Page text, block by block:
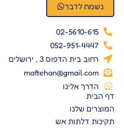
נשמח לדבר
02-5610-615
052-951-4447
רחוב בית הדפוס 3 , ירושלים
maftehan@gmail.com
הדרך אלינו
דף הבית
המוצרים שלנו
תקינות דלתות אש